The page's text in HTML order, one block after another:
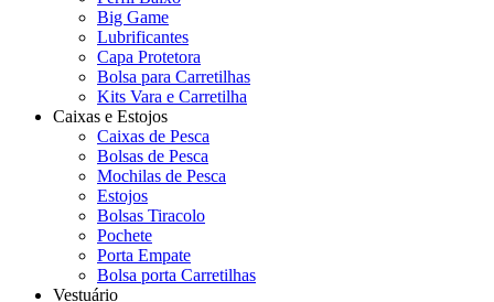
Big Game
Lubrificantes
Capa Protetora
Bolsa para Carretilhas
Kits Vara e Carretilha
Caixas e Estojos
Caixas de Pesca
Bolsas de Pesca
Mochilas de Pesca
Estojos
Bolsas Tiracolo
Pochete
Porta Empate
Bolsa porta Carretilhas
Vestuário